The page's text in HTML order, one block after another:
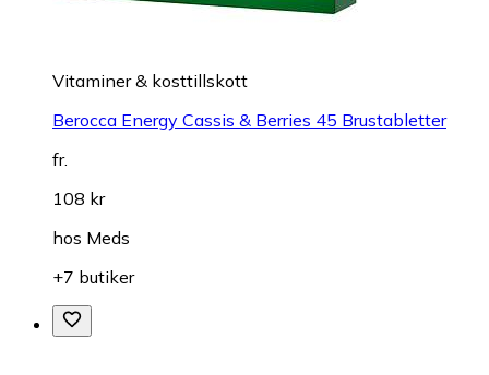
Vitaminer & kosttillskott
Berocca Energy Cassis & Berries 45 Brustabletter
fr.
108 kr
hos Meds
+7 butiker